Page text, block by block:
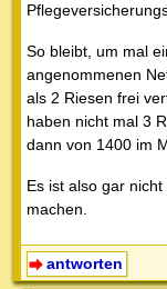
So bleibt, um mal
angenommenen
als 2 Riesen frei
haben nicht mal 3
dann von 1400 im
Es ist also gar
machen.
antworten